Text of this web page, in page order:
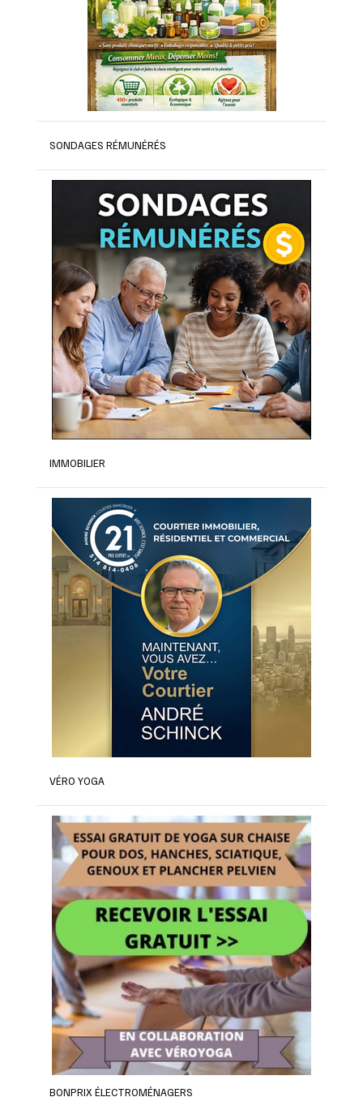
SONDAGES RÉMUNÉRÉS
IMMOBILIER
VÉRO YOGA
BONPRIX ÉLECTROMÉNAGERS